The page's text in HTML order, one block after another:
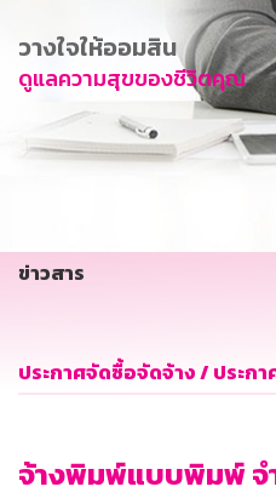
การพัฒนาที่ยั่งยืน
ข่าวสาร
บริการทางการเงิน
อื่นๆ
วางใจให้ออมสิน
ดูแลความสุขของชีวิตคุณ
ข่าวสาร
ประกาศจัดซื้อจัดจ้าง / ประกา
จ้างพิมพ์แบบพิมพ์ จ